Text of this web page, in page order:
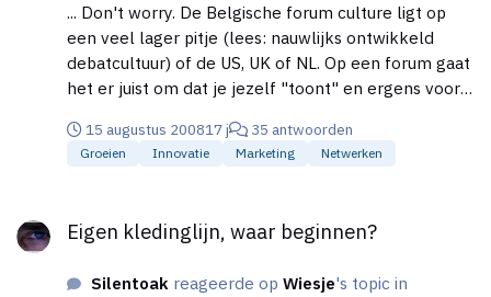
tussen het persoonlijke en het algemene, het
essentiële en het belangrijke. Ik ben nog altijd blij
dat ik aan die tafel zat die avond.
ondermijnend zou kunnen zijn voor mijn bedrijf en
misleidend werkte naar de particulier. Ik was wel
geflateerd, maar het moet wel fair blijven,
uiteindelijk ging/gaat het om de energie en de
investering. maartentk in .be leverde dit:
http://www.google.be/search?
met hun referentie naar "het Rijk" in .be heet dat
HL een bedrijfstool is ? ;) Succes.
... Don't worry. De Belgische forum culture ligt op
een veel lager pitje (lees: nauwlijks ontwikkeld
debatcultuur) of de US, UK of NL. Op een forum gaat
het er juist om dat je jezelf "toont" en ergens voor
van de juiste intenties en vertrouwen. Neem het van
mij aan dat dat in België een lastige zin is hierboven,
fout... ;) Een mooi voorbeeld zou zijn: vergelijk het
fora tussen de beide landen en je snapt meteen
15 augustus 200817 j 35 antwoorden
Groeien Innovatie Marketing Netwerken
Eigen kledinglijn, waar beginnen?
Silentoak reageerde opWiesje's topic in